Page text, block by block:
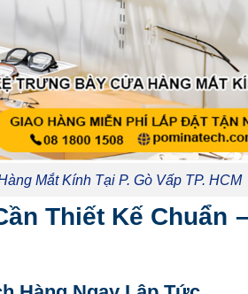
Mắt Kính Tại P. Gò Vấp TP. HCM
Thiết Kế Chuẩn